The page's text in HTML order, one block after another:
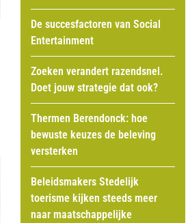
De succesfactoren van Social
Entertainment
Zoeken verandert razendsnel.
Doet jouw strategie dat ook?
Thermen Berendonck: hoe
bewuste keuzes de beleving
versterken
Beleidsmakers Stedelijk
toerisme kijken steeds meer
naar maatschappelijke